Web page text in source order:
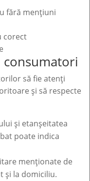
fără mențiuni
corect
să fie atenți
și să respecte
și etanșeitatea
poate indica
menționate de
și la domiciliu.